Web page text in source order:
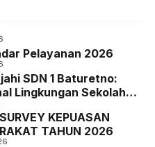
Pelayanan 2026
SDN 1 Baturetno:
Lingkungan Sekolah
Baru
KEPUASAN
TAHUN 2026